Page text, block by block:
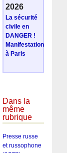
2026
La sécurité
civile en
DANGER !
Manifestation
à Paris
Dans la
même
rubrique
Presse russe
et russophone